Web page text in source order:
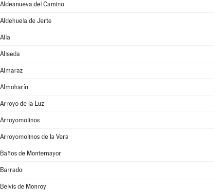
Aldeanueva del Camino
Aldehuela de Jerte
Alía
Aliseda
Almaraz
Almoharín
Arroyo de la Luz
Arroyomolinos
Arroyomolinos de la Vera
Baños de Montemayor
Barrado
Belvís de Monroy